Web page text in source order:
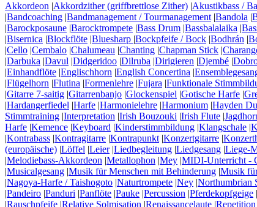
Akkordeon |Akkordzither (griffbrettlose Zither) |Akustikbass /
|Bandcoaching |Bandmanagement / Tourmanagement|Bandola |
|Barockposaune |Barocktrompete |Bass Drum |Bassbalalaika |
|Bisernica |Blockflöte |Bluesharp |Bockpfeife / Bock |Bodhrán |
|Cello |Cembalo |Chalumeau |Chanting |Chapman Stick |
|Darbuka |Davul |Didgeridoo |Dilruba |Dirigieren |Djembé |
|Einhandflöte |Englischhorn |English Concertina |
|Flügelhorn |Flutina |Formenlehre |Fujara |Funktionale
|Gitarre 7-saitig |Gitarrenbanjo |Glockenspiel |Gotische Harfe |
|Hardangerfiedel |Harfe |Harmonielehre |Harmonium |Hayden
Stimmtraining |Interpretation |Irish Bouzouki |Irish Flute |
Harfe |Kemence |Keyboard |Kinderstimmbildung |Klangschale |
|Kontrabass |Kontragitarre |Kontrapunkt|Konzertgitarre |
(europäische) |Löffel |Leier|Liedbegleitung |Liedgesang |Liege-
|Melodiebass-Akkordeon |Metallophon |Mey |MIDI-Unterricht -
|Musicalgesang |Musik für Menschen mit Behinderung |Musik
|Nagoya-Harfe / Taishogoto |Naturtrompete |Ney |Northumbrian
|Pandeiro |Panduri |Panflöte |Pauke |Percussion |Pferdekopfgeige |
|Rauschpfeife |Relative Solmisation |Renaissancelaute |Repetition